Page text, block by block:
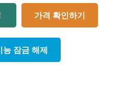
가격 확인하기
능 잠금 해제